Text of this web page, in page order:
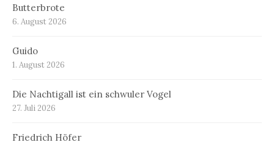
Butterbrote
6. August 2026
Guido
1. August 2026
Die Nachtigall ist ein schwuler Vogel
27. Juli 2026
Friedrich Höfer